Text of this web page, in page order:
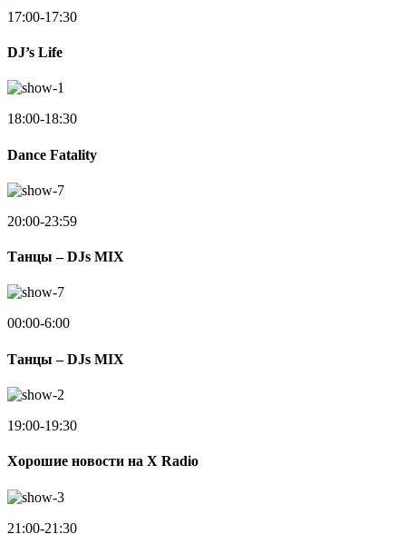
17:00-17:30
DJ’s Life
18:00-18:30
Dance Fatality
20:00-23:59
Танцы – DJs MIX
00:00-6:00
Танцы – DJs MIX
19:00-19:30
Хорошие новости на X Radio
21:00-21:30